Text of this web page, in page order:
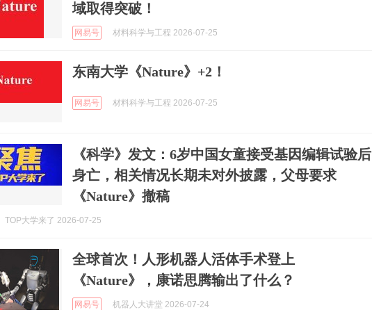
域取得突破！
网易号 材料科学与工程 2026-07-25
东南大学《Nature》+2！
网易号 材料科学与工程 2026-07-25
《科学》发文：6岁中国女童接受基因编辑试验后
身亡，相关情况长期未对外披露，父母要求
《Nature》撤稿
TOP大学来了 2026-07-25
全球首次！人形机器人活体手术登上
《Nature》，康诺思腾输出了什么？
网易号 机器人大讲堂 2026-07-24